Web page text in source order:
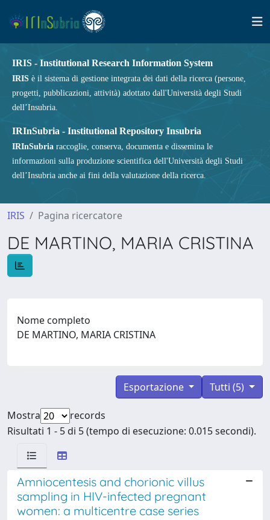
IRIS - Institutional Research Information System
IRIS è il sistema di gestione integrata dei dati della ricerca (persone,
progetti, pubblicazioni, attività) adottato dall'Università degli Studi
dell’Insubria.
IRInSubria - Institutional Repository Insubria
IRInSubria raccoglie, conserva, documenta e dissemina le
informazioni sulla produzione scientifica dell'Università degli Studi
dell’Insubria anche ai fini della valutazione della ricerca.
IRIS Pagina ricercatore
DE MARTINO, MARIA CRISTINA
Nome completo
DE MARTINO, MARIA CRISTINA
Tutti (5)
Esportazione
Mostra
records
Risultati 1 - 5 di 5 (tempo di esecuzione: 0.015 secondi).
Amniocentesis and chorionic villus
sampling in HIV-infected pregnant
women: a multicentre case series